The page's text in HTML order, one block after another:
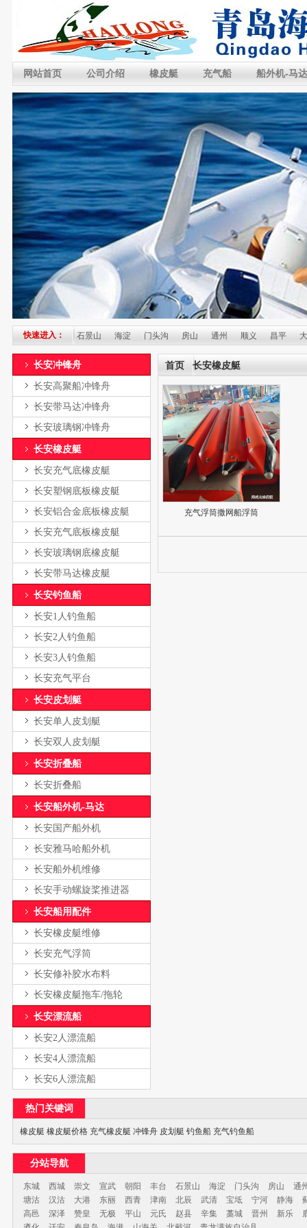
网站首页 公司介绍 橡皮艇 充气船 船外机-马达
快速进入：
丰台 石景山 海淀 门头沟 房山 通州 顺义 昌平 大兴
长安冲锋舟
长安高聚船冲锋舟
长安带马达冲锋舟
长安玻璃钢冲锋舟
长安橡皮艇
长安充气底橡皮艇
长安塑钢底板橡皮艇
长安铝合金底板橡皮艇
长安充气底板橡皮艇
长安玻璃钢底橡皮艇
长安带马达橡皮艇
长安钓鱼船
长安1人钓鱼船
长安2人钓鱼船
长安3人钓鱼船
长安充气平台
长安皮划艇
长安单人皮划艇
长安双人皮划艇
长安折叠船
长安折叠船
长安船外机-马达
长安国产船外机
长安雅马哈船外机
长安船外机维修
长安手动螺旋桨推进器
长安船用配件
长安橡皮艇维修
长安充气浮筒
长安修补胶水布料
长安橡皮艇拖车/拖轮
长安漂流船
长安2人漂流船
长安4人漂流船
长安6人漂流船
首页 长安橡皮艇
充气浮筒撒网船浮筒
热门关键词
橡皮艇 橡皮艇价格 充气橡皮艇 冲锋舟 皮划艇 钓鱼船 充气钓鱼船
分站导航
东城 西城 崇文 宣武 朝阳 丰台 石景山 海淀 门头沟 房山
通
塘沽
汉沽 大港 东丽 西青 津南 北辰 武清 宝坻 宁河 静海
高邑
深泽 赞皇 无极 平山 元氏 赵县 辛集 藁城 晋州 新乐